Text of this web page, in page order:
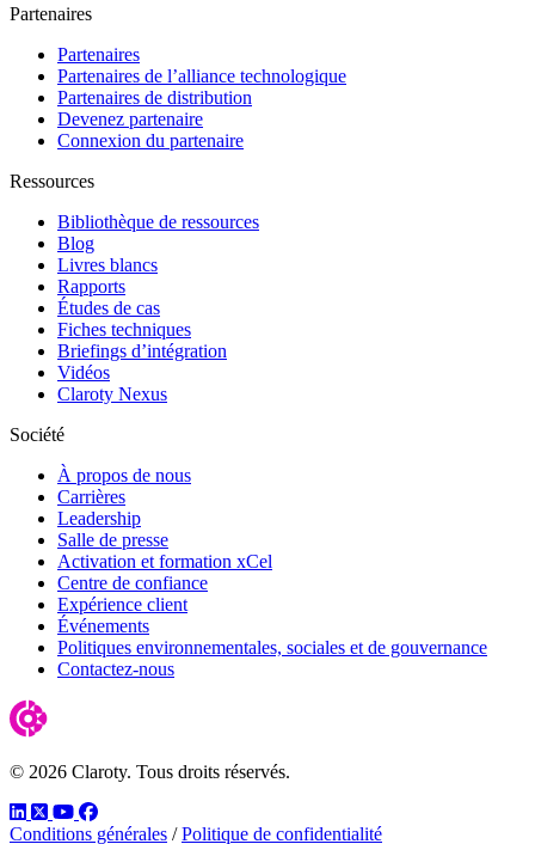
Partenaires
Partenaires
Partenaires de l’alliance technologique
Partenaires de distribution
Devenez partenaire
Connexion du partenaire
Ressources
Bibliothèque de ressources
Blog
Livres blancs
Rapports
Études de cas
Fiches techniques
Briefings d’intégration
Vidéos
Claroty Nexus
Société
À propos de nous
Carrières
Leadership
Salle de presse
Activation et formation xCel
Centre de confiance
Expérience client
Événements
Politiques environnementales, sociales et de gouvernance
Contactez-nous
© 2026 Claroty. Tous droits réservés.
LinkedIn
TwitterYouTube
Facebook
Conditions générales / Politique de confidentialité